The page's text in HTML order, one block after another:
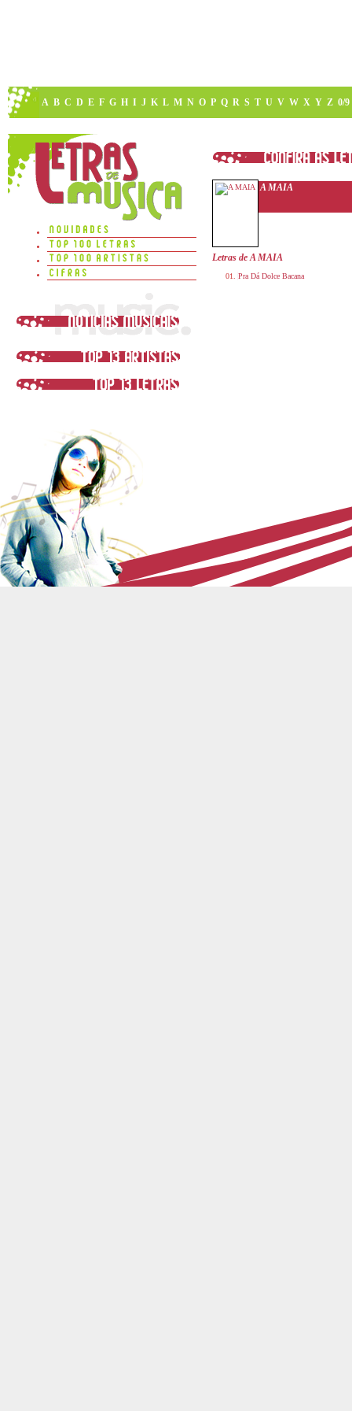
A B C D E F G H I J K L M N O P Q R S T U V W X Y Z 0/9
A MAIA
Letras de A MAIA
Pra Dá Dolce Bacana